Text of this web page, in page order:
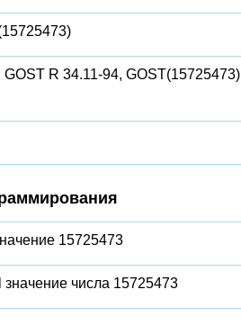
R 34.11-94, GOST(15725473)
15725473
значение числа 15725473